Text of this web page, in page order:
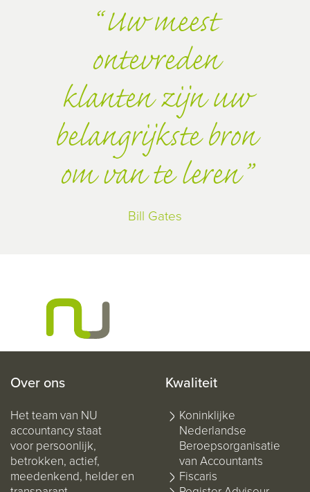
Uw meest
ontevreden
klanten zijn uw
belangrijkste bron
om van te leren
Bill Gates
Over ons
Het team van NU
accountancy staat
voor persoonlijk,
betrokken, actief,
meedenkend, helder en
Kwaliteit
Koninklijke
Nederlandse
Beroepsorganisatie
van Accountants
Fiscaris